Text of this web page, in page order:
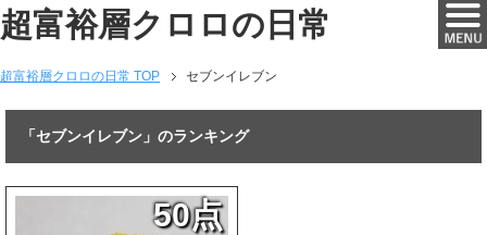
超富裕層クロロの日常
超富裕層クロロの日常 TOP セブンイレブン
「セブンイレブン」のランキング
50点